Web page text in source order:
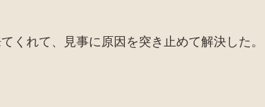
くれて、見事に原因を突き止めて解決した。